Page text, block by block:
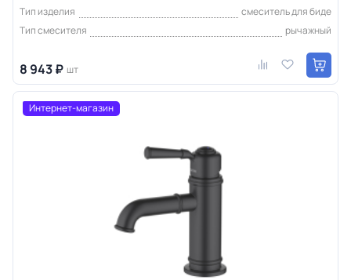
Тип изделия
смеситель для биде
Тип смесителя
рычажный
8 943 ₽ шт
Интернет-магазин